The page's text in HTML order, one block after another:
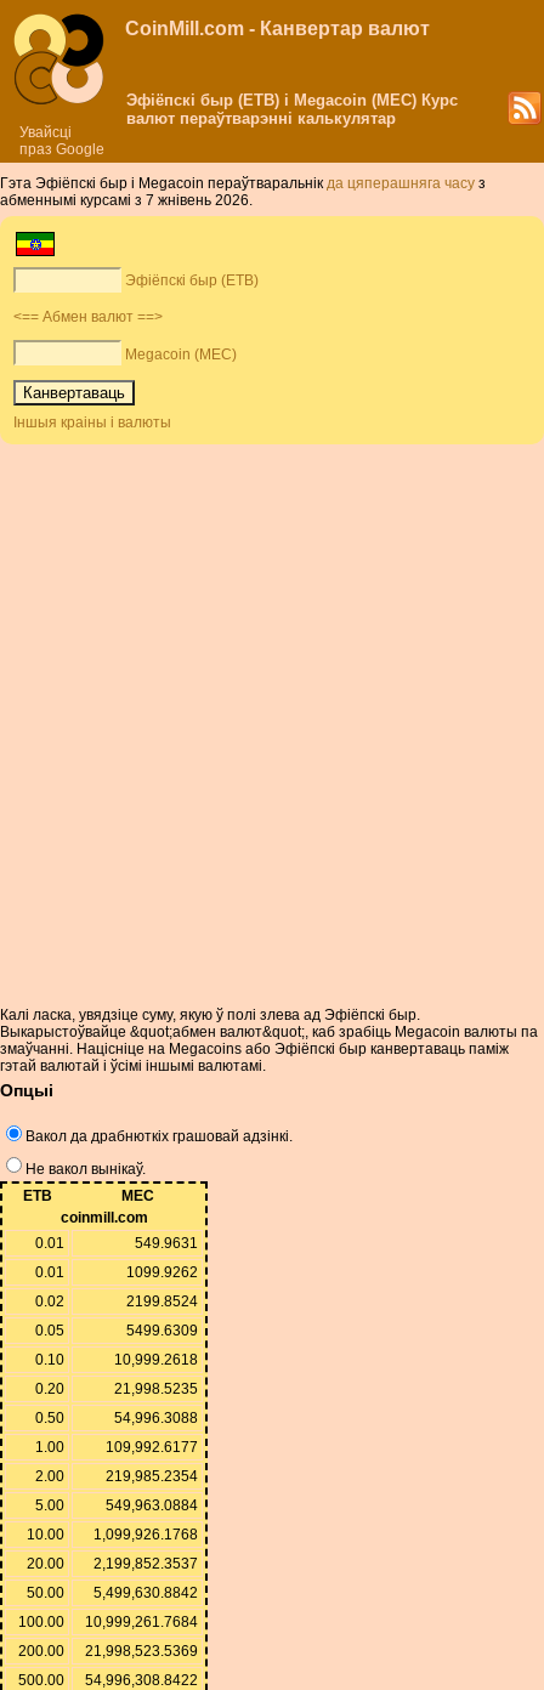
Увайсці
праз Google
CoinMill.com - Канвертар валют
Эфіёпскі быр (ETB) і Megacoin (MEC) Курс
валют пераўтварэнні калькулятар
Гэта Эфіёпскі быр і Megacoin пераўтваральнік да цяперашняга часу з
абменнымі курсамі з 7 жнівень 2026.
Эфіёпскі быр (ETB)
<== Абмен валют ==>
Megacoin (MEC)
Іншыя краіны і валюты
Калі ласка, увядзіце суму, якую ў полі злева ад Эфіёпскі быр.
Выкарыстоўвайце &quot;абмен валют&quot;, каб зрабіць Megacoin валюты па
змаўчанні. Націсніце на Megacoins або Эфіёпскі быр канвертаваць паміж
гэтай валютай і ўсімі іншымі валютамі.
Опцыі
Вакол да драбнюткіх грашовай адзінкі.
Не вакол вынікаў.
ETB
MEC
coinmill.com
0.01
549.9631
0.01
1099.9262
0.02
2199.8524
0.05
5499.6309
0.10
10,999.2618
0.20
21,998.5235
0.50
54,996.3088
1.00
109,992.6177
2.00
219,985.2354
5.00
549,963.0884
10.00
1,099,926.1768
20.00
2,199,852.3537
50.00
5,499,630.8842
100.00
10,999,261.7684
200.00
21,998,523.5369
500.00
54,996,308.8422